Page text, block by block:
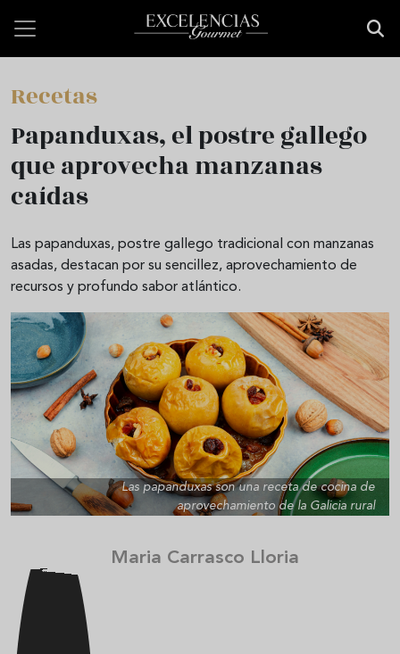
Recetas
Papanduxas, el postre gallego
que aprovecha manzanas
caídas
Las papanduxas, postre gallego tradicional con manzanas
asadas, destacan por su sencillez, aprovechamiento de
recursos y profundo sabor atlántico.
Las papanduxas son una receta de cocina de
aprovechamiento de la Galicia rural
Maria Carrasco Lloria